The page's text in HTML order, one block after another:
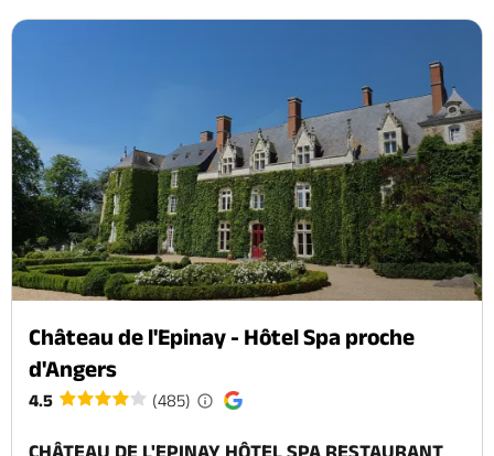
Château de l'Epinay - Hôtel Spa proche
d'Angers
4.5 (485)